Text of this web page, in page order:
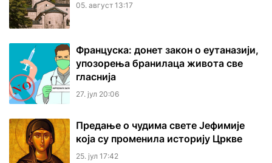
05. август 13:17
Француска: донет закон о еутаназији,
упозорења бранилаца живота све
гласнија
27. јул 20:06
Предање о чудима свете Јефимије
која су променила историју Цркве
25. јул 17:42